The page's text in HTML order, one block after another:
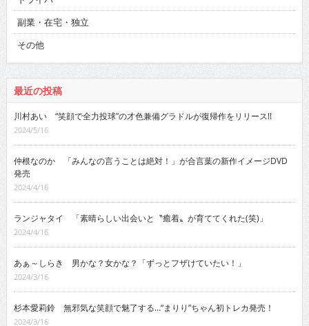
副業・在宅・独立
その他
最近の投稿
川村あい “笑顔で全力投球”の才色兼備グラドルが復帰作をリリース!!
2024/5/16
仲根なのか 「みんなの言うことは絶対！」が合言葉の新作イメージDVD
発売
2024/4/16
ランジャタイ 「素晴らしい出会いと〝癒着〟が育ててくれた(笑)」
2024/4/16
あぁ～しらき 男かな？女かな？「ずっとフザけていたい！」
2024/3/16
杉本愛莉鈴 無邪気な笑顔で魅了する…“まりり”ちゃん初トレカ発売！
2024/3/16